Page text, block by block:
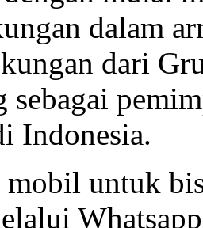
dalam
dari
sebagai
Indonesia.
mobil untuk